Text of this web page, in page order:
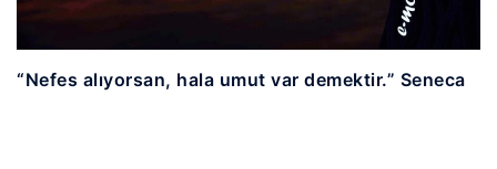
“Nefes alıyorsan, hala umut var demektir.” Seneca